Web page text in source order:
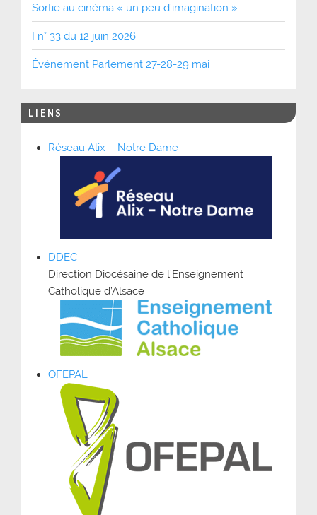
Sortie au cinéma « un peu d’imagination »
I n° 33 du 12 juin 2026
Événement Parlement 27-28-29 mai
LIENS
Réseau Alix – Notre Dame
DDEC
Direction Diocésaine de l’Enseignement
Catholique d’Alsace
OFEPAL